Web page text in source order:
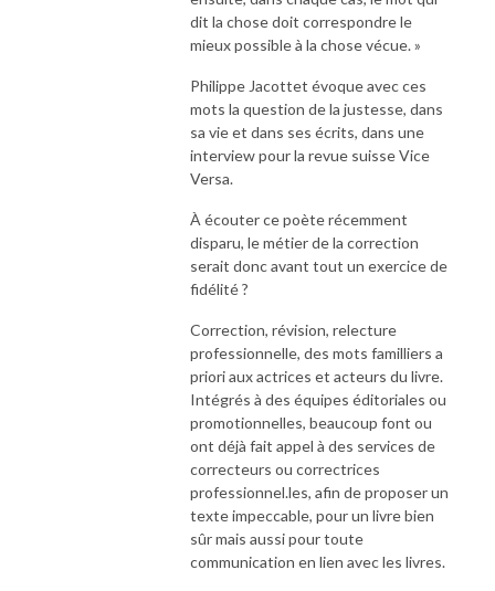
dit la chose doit correspondre le
mieux possible à la chose vécue. »
Philippe Jacottet évoque avec ces
mots la question de la justesse, dans
sa vie et dans ses écrits, dans une
interview pour la revue suisse Vice
Versa.
À écouter ce poète récemment
disparu, le métier de la correction
serait donc avant tout un exercice de
fidélité ?
Correction, révision, relecture
professionnelle, des mots familliers a
priori aux actrices et acteurs du livre.
Intégrés à des équipes éditoriales ou
promotionnelles, beaucoup font ou
ont déjà fait appel à des services de
correcteurs ou correctrices
professionnel.les, afin de proposer un
texte impeccable, pour un livre bien
sûr mais aussi pour toute
communication en lien avec les livres.